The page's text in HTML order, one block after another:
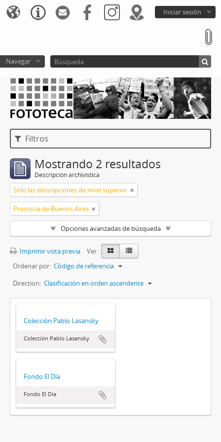
Iniciar sesión
Navegar
Filtros
Mostrando 2 resultados
Descripción archivística
Sólo las descripciones de nivel superior
Provincia de Buenos Aires
Opciones avanzadas de búsqueda
Imprimir vista previa
Ver :
Ordenar por: Código de referencia
Direction: Clasificación en orden ascendente
Colección Pablo Lasansky
Colección Pablo Lasansky
Fondo El Día
Fondo El Día